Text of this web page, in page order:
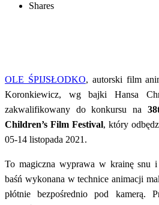
Shares
OLE ŚPIJSŁODKO, autorski film
Koronkiewicz, wg bajki Hansa
zakwalifikowany do konkursu na
Children’s Film Festival, który
05-14 listopada 2021.
To magiczna wyprawa w krainę snu
baśń wykonana w technice animacji
płótnie bezpośrednio pod kamerą.